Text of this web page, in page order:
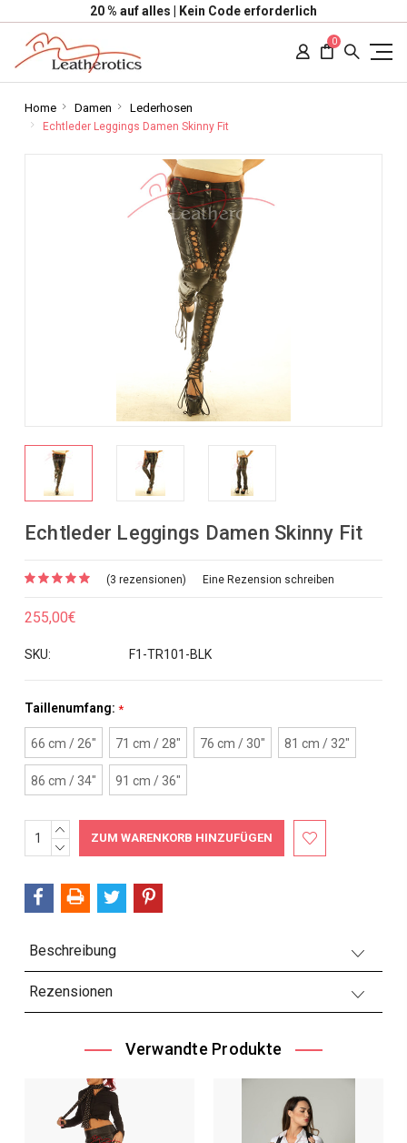
20 % auf alles | Kein Code erforderlich
0
Home Damen Lederhosen
Echtleder Leggings Damen Skinny Fit
Echtleder Leggings Damen Skinny Fit
(3 rezensionen) Eine Rezension schreiben
255,00€
SKU: F1-TR101-BLK
Taillenumfang: *
66 cm / 26" 71 cm / 28" 76 cm / 30" 81 cm / 32"
86 cm / 34" 91 cm / 36"
Aktueller
Bestand:
MENGE
ERHÖHEN:
MENGE
Beschreibung
Rezensionen
Verwandte Produkte